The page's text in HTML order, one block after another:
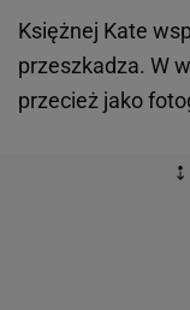
Księżnej Kate
przeszkadza. W
przecież jako